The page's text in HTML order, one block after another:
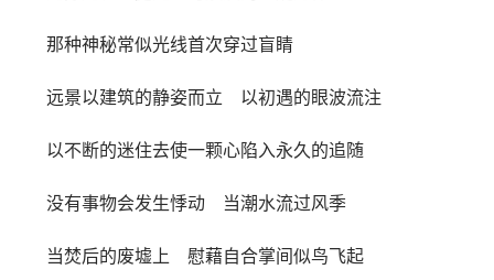
那种神秘常似光线首次穿过盲睛
远景以建筑的静姿而立 以初遇的眼波流注
以不断的迷住去使一颗心陷入永久的追随
没有事物会发生悸动 当潮水流过风季
当焚后的废墟上 慰藉自合掌间似鸟飞起